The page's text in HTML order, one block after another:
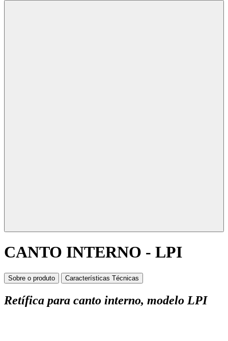
CANTO INTERNO - LPI
Sobre o produto Características Técnicas
Retífica para canto interno, modelo LPI